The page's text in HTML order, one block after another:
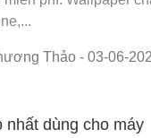
Thảo - 03-06-
nhất dùng cho máy